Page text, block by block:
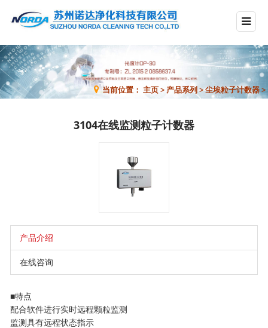
当前位置： 主页> 产品系列>尘埃粒子计数器>
3104在线监测粒子计数器
产品介绍
在线咨询
■特点
配合软件进行实时远程颗粒监测
监测具有远程状态指示